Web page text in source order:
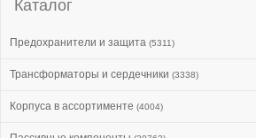
Каталог
Предохранители и защита (5311)
Трансформаторы и сердечники (3338)
Корпуса в ассортименте (4004)